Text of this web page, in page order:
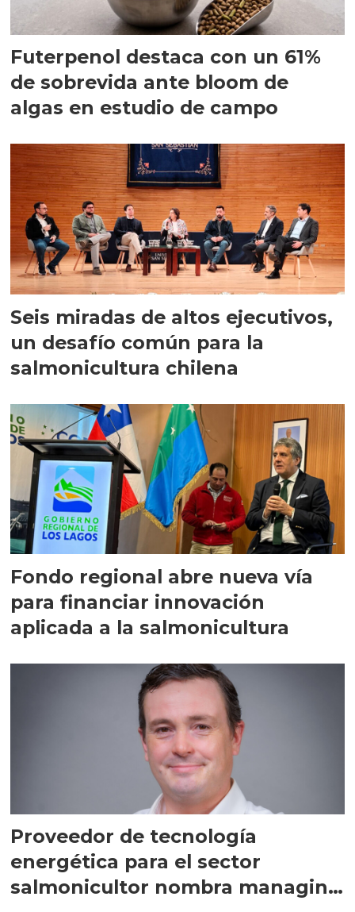
Futerpenol destaca con un 61%
de sobrevida ante bloom de
algas en estudio de campo
Seis miradas de altos ejecutivos,
un desafío común para la
salmonicultura chilena
Fondo regional abre nueva vía
para financiar innovación
aplicada a la salmonicultura
Proveedor de tecnología
energética para el sector
salmonicultor nombra managing